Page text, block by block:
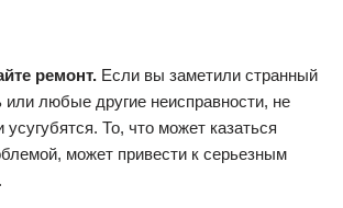
ремонт. Если вы заметили странный
или любые другие неисправности, не
усугубятся. То, что может казаться
может привести к серьезным